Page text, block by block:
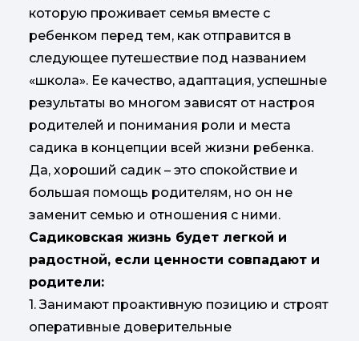
которую проживает семья вместе с
ребенком перед тем, как отправится в
следующее путешествие под названием
«школа». Ее качество, адаптация, успешные
результаты во многом зависят от настроя
родителей и понимания роли и места
садика в концепции всей жизни ребенка.
Да, хороший садик – это спокойствие и
большая помощь родителям, но он не
заменит семью и отношения с ними.
Садиковская жизнь будет легкой и
радостной, если ценности совпадают и
родители:
1. Занимают проактивную позицию и строят
оперативные доверительные